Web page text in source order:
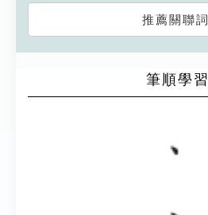
推薦關聯詞
筆順學習